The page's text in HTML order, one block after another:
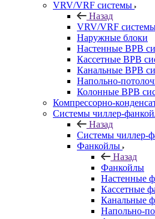
VRV/VRF системы
Назад
VRV/VRF
Наружные блоки
Настенные ВРВ
Кассетные ВРВ
Канальные ВРВ
Напольно-
Колонные ВРВ
Компрессорно-
Системы чиллер-
Назад
Системы чиллер-
Фанкойлы
Назад
Фанкойлы
Настенные
Кассетные
Канальные
Напольно-